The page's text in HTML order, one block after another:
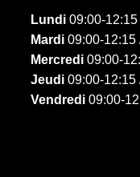
Lundi09:00-12:15
Mardi09:00-12:15
Mercredi09:00-
Jeudi09:00-12:15
Vendredi09:00-